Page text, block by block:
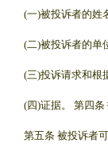
(一)被投诉者的姓名
(二)被投诉者的单
(三)投诉请求和根
(四)证据。 第四条
第五条 被投诉者可